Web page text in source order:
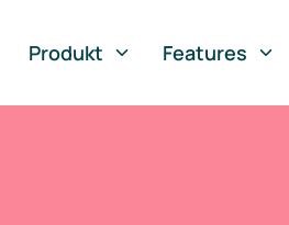
Produkt
Features